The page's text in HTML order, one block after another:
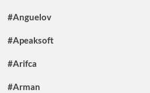
#Anguelov
#Apeaksoft
#Arifca
#Arman